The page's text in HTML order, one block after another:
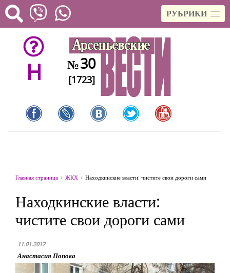
РУБРИКИ
H №30
[1723]
Главная страница ЖКХ Находкинские власти: чистите свои дороги сами
Находкинские власти:
чистите свои дороги сами
11.01.2017
Анастасия Попова